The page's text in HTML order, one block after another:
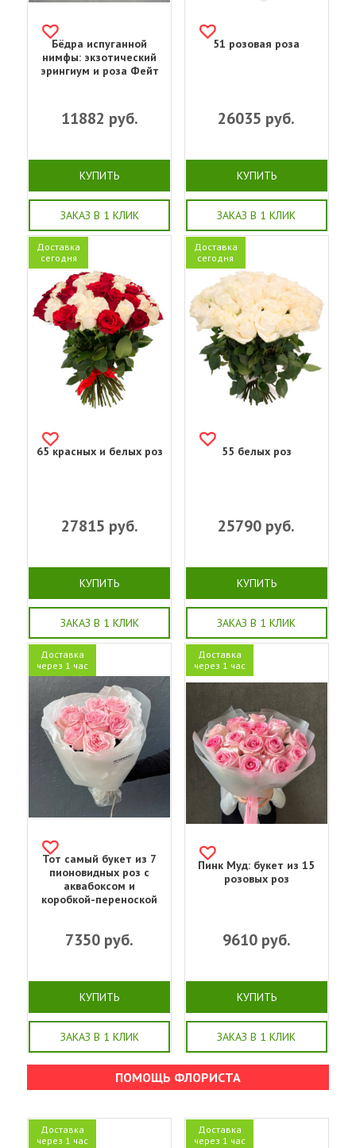
Бёдра испуганной
нимфы: экзотический
эрингиум и роза Фейт
11882 руб.
КУПИТЬ
ЗАКАЗ В 1 КЛИК
51 розовая роза
26035 руб.
КУПИТЬ
ЗАКАЗ В 1 КЛИК
Доставка
сегодня
65 красных и белых роз
27815 руб.
КУПИТЬ
ЗАКАЗ В 1 КЛИК
Доставка
сегодня
55 белых роз
25790 руб.
КУПИТЬ
ЗАКАЗ В 1 КЛИК
Доставка
через 1 час
Тот самый букет из 7
пионовидных роз с
аквабоксом и
коробкой-переноской
7350 руб.
КУПИТЬ
ЗАКАЗ В 1 КЛИК
Доставка
через 1 час
Пинк Муд: букет из 15
розовых роз
9610руб.
КУПИТЬ
ЗАКАЗ В 1 КЛИК
ПОМОЩЬ ФЛОРИСТА
Доставка
через 1 час
Доставка
через 1 час